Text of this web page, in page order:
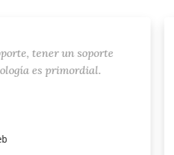
tener un soporte
es primordial.